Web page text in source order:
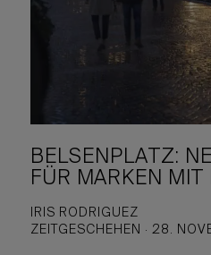
BELSENPLATZ:
FÜR MARKEN MIT
IRIS RODRIGUEZ
ZEITGESCHEHEN · 28.